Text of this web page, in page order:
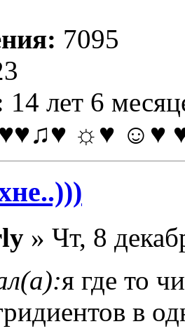
7095
14 лет 6
♥♥♫♥ ☼♥ ☺♥
» Чт, 8
я где то
в